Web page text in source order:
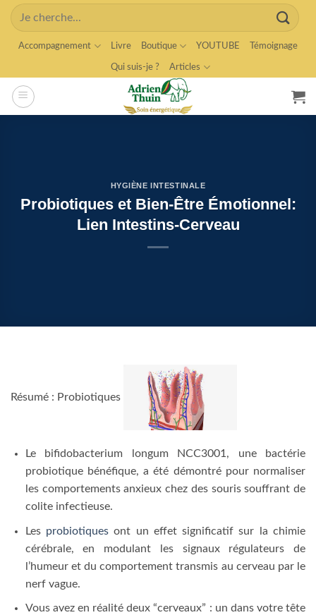
Skip
content
Search
for:
Accompagnement Livre Boutique YOUTUBE Témoignage
Qui suis-je ? Articles
HYGIÈNE INTESTINALE
Probiotiques et Bien-Être Émotionnel:
Lien Intestins-Cerveau
Résumé : Probiotiques
Le bifidobacterium longum NCC3001, une bactérie
probiotique bénéfique, a été démontré pour normaliser
les comportements anxieux chez des souris souffrant de
colite infectieuse.
Les probiotiques ont un effet significatif sur la chimie
cérébrale, en modulant les signaux régulateurs de
l’humeur et du comportement transmis au cerveau par le
nerf vague.
Vous avez en réalité deux “cerveaux” : un dans votre tête